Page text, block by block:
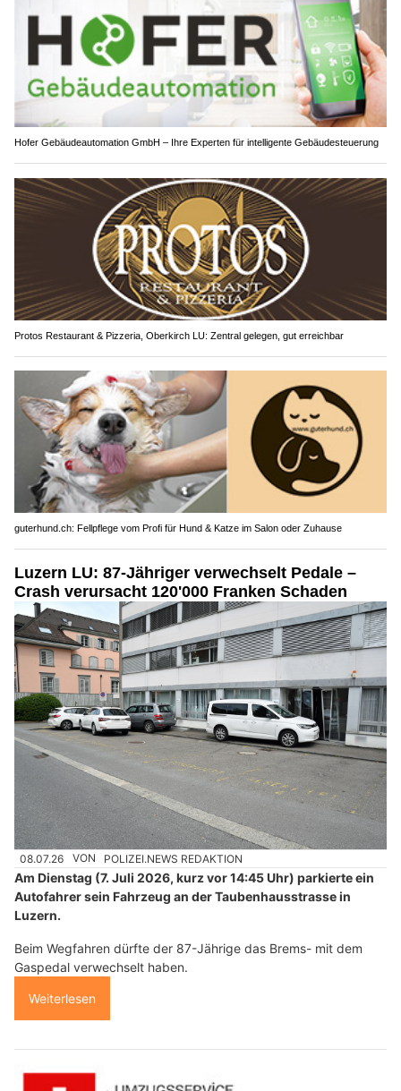
Hofer Gebäudeautomation GmbH – Ihre Experten für intelligente Gebäudesteuerung
Protos Restaurant & Pizzeria, Oberkirch LU: Zentral gelegen, gut erreichbar
guterhund.ch: Fellpflege vom Profi für Hund & Katze im Salon oder Zuhause
Luzern LU: 87-Jähriger verwechselt Pedale –
Crash verursacht 120'000 Franken Schaden
08.07.26 VON POLIZEI.NEWS REDAKTION
Am Dienstag (7. Juli 2026, kurz vor 14:45 Uhr) parkierte ein
Autofahrer sein Fahrzeug an der Taubenhausstrasse in
Luzern.
Beim Wegfahren dürfte der 87-Jährige das Brems- mit dem
Gaspedal verwechselt haben.
Weiterlesen